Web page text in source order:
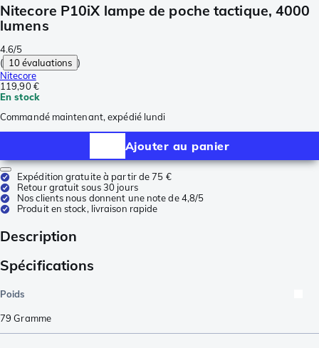
Nitecore P10iX lampe de poche tactique, 4000
lumens
4.6/5
( 10 évaluations )
Nitecore
119,90 €
En stock
Commandé maintenant, expédié lundi
Ajouter au panier
Expédition gratuite à partir de 75 €
Retour gratuit sous 30 jours
Nos clients nous donnent une note de 4,8/5
Produit en stock, livraison rapide
Description
Spécifications
Poids
79 Gramme